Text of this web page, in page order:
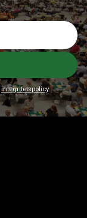
integritetspolicy.